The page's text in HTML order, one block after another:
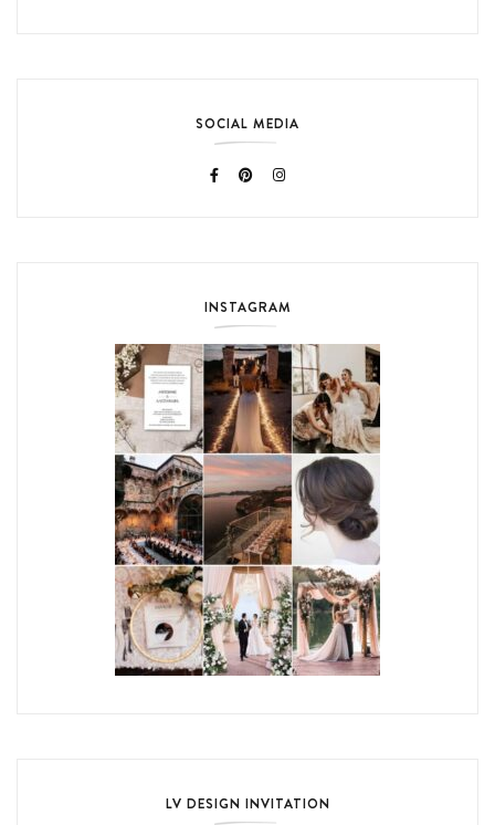
SOCIAL MEDIA
INSTAGRAM
LV DESIGN INVITATION